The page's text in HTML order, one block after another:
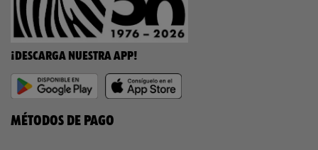
¡DESCARGA NUESTRA APP!
MÉTODOS DE PAGO